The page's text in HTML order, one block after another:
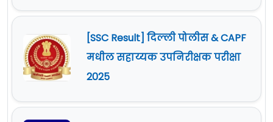
[SSC Result] दिल्ली पोलीस & CAPF
मधील सहाय्यक उपनिरीक्षक परीक्षा
2025